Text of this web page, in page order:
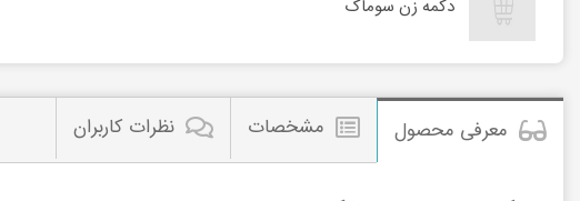
دکمه زن سوماک
معرفی محصول مشخصات نظرات کاربران